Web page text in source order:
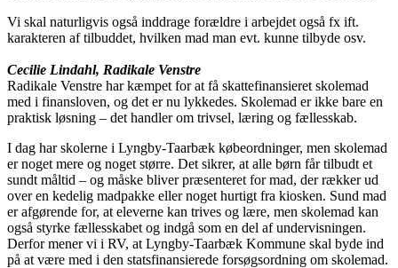
Vi skal naturligvis også inddrage forældre i arbejdet også fx ift.
karakteren af tilbuddet, hvilken mad man evt. kunne tilbyde osv.
Cecilie Lindahl, Radikale Venstre
Radikale Venstre har kæmpet for at få skattefinansieret skolemad
med i finansloven, og det er nu lykkedes. Skolemad er ikke bare en
praktisk løsning – det handler om trivsel, læring og fællesskab.
I dag har skolerne i Lyngby-Taarbæk købeordninger, men skolemad
er noget mere og noget større. Det sikrer, at alle børn får tilbudt et
sundt måltid – og måske bliver præsenteret for mad, der rækker ud
over en kedelig madpakke eller noget hurtigt fra kiosken. Sund mad
er afgørende for, at eleverne kan trives og lære, men skolemad kan
også styrke fællesskabet og indgå som en del af undervisningen.
Derfor mener vi i RV, at Lyngby-Taarbæk Kommune skal byde ind
på at være med i den statsfinansierede forsøgsordning om skolemad.